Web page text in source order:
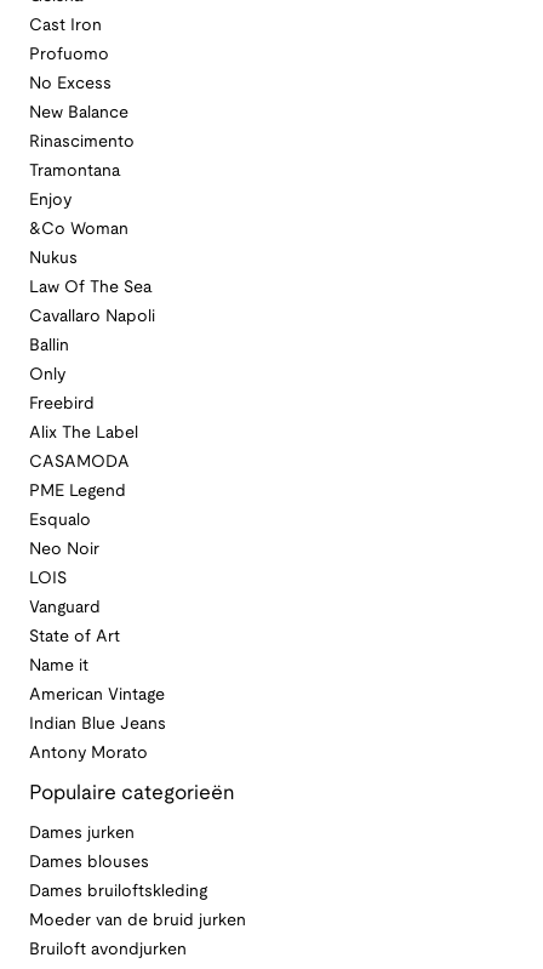
Cast Iron
Profuomo
No Excess
New Balance
Rinascimento
Tramontana
Enjoy
&Co Woman
Nukus
Law Of The Sea
Cavallaro Napoli
Ballin
Only
Freebird
Alix The Label
CASAMODA
PME Legend
Esqualo
Neo Noir
LOIS
Vanguard
State of Art
Name it
American Vintage
Indian Blue Jeans
Antony Morato
Populaire categorieën
Dames jurken
Dames blouses
Dames bruiloftskleding
Moeder van de bruid jurken
Bruiloft avondjurken